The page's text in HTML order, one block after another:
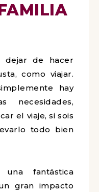
dejar de hacer
como viajar.
hay
necesidades,
el viaje, si sois
todo bien
fantástica
gran impacto